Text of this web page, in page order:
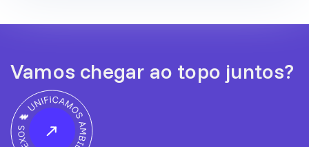
Vamos chegar ao topo juntos?